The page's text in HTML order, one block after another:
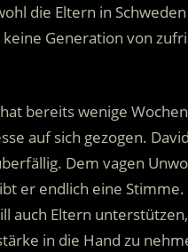
die Eltern in
Generation von
bereits wenige
auf sich gezogen.
Dem vagen
er endlich eine
auch Eltern
in die Hand zu